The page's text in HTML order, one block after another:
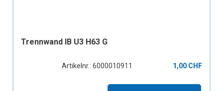
Trennwand IB U3 H63 G
Artikelnr.: 6000010911 1,00 CHF